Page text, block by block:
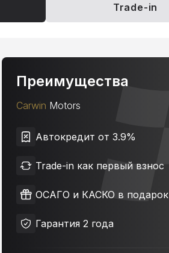
Trade-in
Преимущества
Carwin Motors
Автокредит от 3.9%
Trade-in как первый взнос
ОСАГО и КАСКО в подарок
Гарантия 2 года